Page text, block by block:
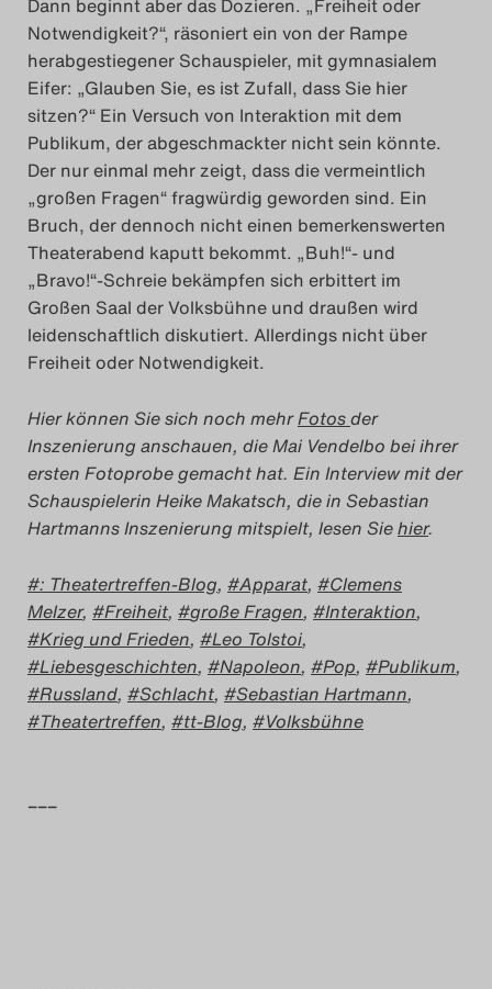
Dann beginnt aber das Dozieren. „Freiheit oder
Notwendigkeit?“, räsoniert ein von der Rampe
herabgestiegener Schauspieler, mit gymnasialem
Eifer: „Glauben Sie, es ist Zufall, dass Sie hier
sitzen?“ Ein Versuch von Interaktion mit dem
Publikum, der abgeschmackter nicht sein könnte.
Der nur einmal mehr zeigt, dass die vermeintlich
„großen Fragen“ fragwürdig geworden sind. Ein
Bruch, der dennoch nicht einen bemerkenswerten
Theaterabend kaputt bekommt. „Buh!“- und
„Bravo!“-Schreie bekämpfen sich erbittert im
Großen Saal der Volksbühne und draußen wird
leidenschaftlich diskutiert. Allerdings nicht über
Freiheit oder Notwendigkeit.
Hier können Sie sich noch mehrFotosder
Inszenierung anschauen, die Mai Vendelbo bei ihrer
ersten Fotoprobe gemacht hat. Ein Interview mit der
Schauspielerin Heike Makatsch, die in Sebastian
Hartmanns Inszenierung mitspielt, lesen Siehier.
: Theatertreffen-Blog, Apparat,
Clemens
Melzer, Freiheit, große Fragen, Interaktion,
Krieg und Frieden, Leo Tolstoi,
Liebesgeschichten, Napoleon, Pop, Publikum,
Russland, Schlacht, Sebastian Hartmann,
Theatertreffen, tt-Blog, Volksbühne
–––